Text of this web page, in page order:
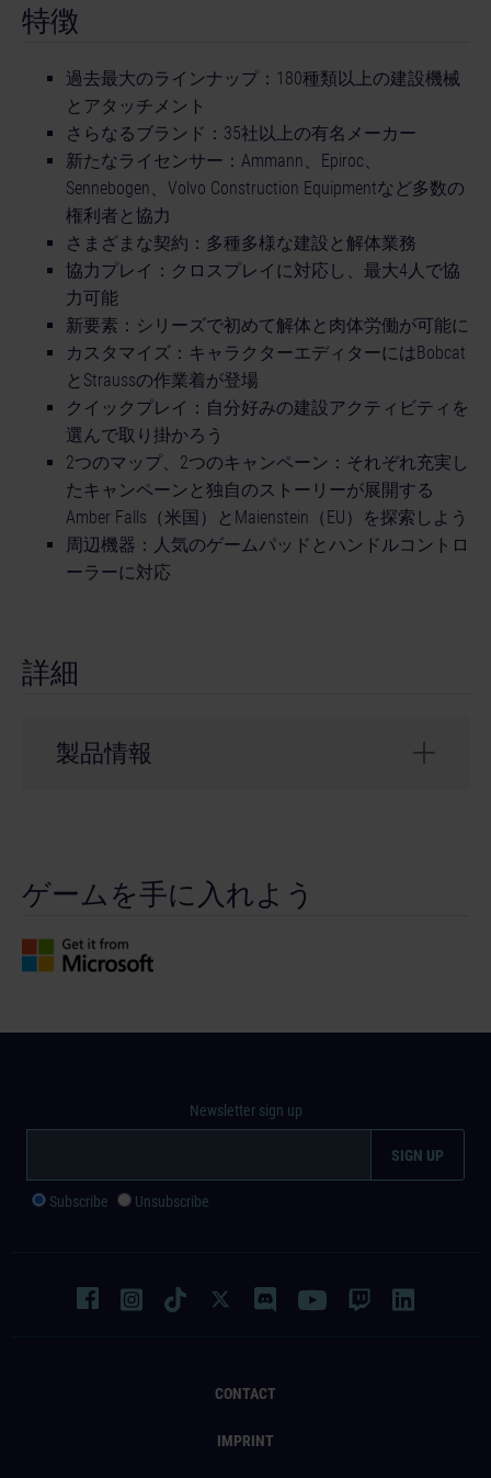
特徴
過去最大のラインナップ：180種類以上の建設機械
とアタッチメント
さらなるブランド：35社以上の有名メーカー
新たなライセンサー：Ammann、Epiroc、
Sennebogen、Volvo Construction Equipmentなど多数の
権利者と協力
さまざまな契約：多種多様な建設と解体業務
協力プレイ：クロスプレイに対応し、最大4人で協
力可能
新要素：シリーズで初めて解体と肉体労働が可能に
カスタマイズ：キャラクターエディターにはBobcat
とStraussの作業着が登場
クイックプレイ：自分好みの建設アクティビティを
選んで取り掛かろう
2つのマップ、2つのキャンペーン：それぞれ充実し
たキャンペーンと独自のストーリーが展開する
Amber Falls（米国）とMaienstein（EU）を探索しよう
周辺機器：人気のゲームパッドとハンドルコントロ
ーラーに対応
詳細
製品情報
© 2026 astragon Entertainment GmbH. © 2026
and distributed by astragon Entertainment GmbH.
Developed by weltenbauer. Software Entwicklung
Entertainment and its logos are trademarks or
Entwicklung and its logos are trademarks or registered
trademarks of weltenbauer. Software Entwicklung
GmbH. The machines in this game may be different
from the actual products in shapes, colours and
and/or copyrighted materials) featured in the game are
ゲームを手に入れよう
CONTACT
IMPRINT
Newsletter sign up
Subscribe Unsubscribe